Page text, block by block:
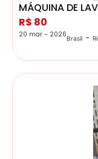
MÁQUINA DE
R$ 80
20 mar - 2026Brasil -